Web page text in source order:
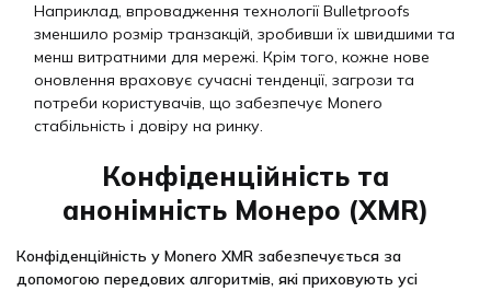
Наприклад, впровадження технології Bulletproofs
зменшило розмір транзакцій, зробивши їх швидшими та
менш витратними для мережі. Крім того, кожне нове
оновлення враховує сучасні тенденції, загрози та
потреби користувачів, що забезпечує Monero
стабільність і довіру на ринку.
Конфіденційність та
анонімність Монеро (XMR)
Конфіденційність у Monero XMR забезпечується за
допомогою передових алгоритмів, які приховують усі